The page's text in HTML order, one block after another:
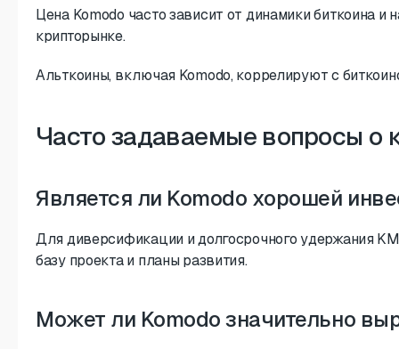
Цена Komodo часто зависит от динамики биткоина и
крипторынке.
Альткоины, включая Komodo, коррелируют с
Часто задаваемые вопросы о
Является ли Komodo хорошей
Для диверсификации и долгосрочного удержания
базу проекта и планы развития.
Может ли Komodo значительно